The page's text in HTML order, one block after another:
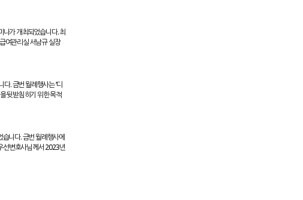
나가 개최되었습니다. 최
여관리실 서남규 실장
. 금번 월례행사는 ‘디
뒷받침하기 위한 목적
습니다. 금번 월례행사에
선변호사님께서 2023년